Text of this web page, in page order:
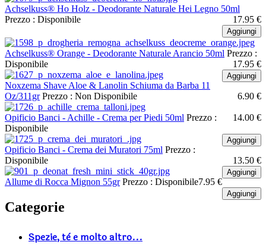
Achselkuss® Ho Holz - Deodorante Naturale Hei Legno 50ml
Prezzo :
17.95 €
Disponibile
Aggiungi
Achselkuss® Orange - Deodorante Naturale Arancio 50ml Prezzo :
17.95 €
Disponibile
Aggiungi
Noxzema Shave Aloe & Lanolin Schiuma da Barba 11
Oz/311gr Prezzo : 6.90 €
Non Disponibile
Opificio Banci - Achille - Crema per Piedi 50ml Prezzo :
14.00 €
Disponibile
Aggiungi
Opificio Banci - Crema dei Muratori 75ml Prezzo :
13.50 €
Disponibile
Aggiungi
Allume di Rocca Mignon 55gr Prezzo : 7.95 €
Disponibile
Aggiungi
Categorie
Spezie, tè e molto altro...